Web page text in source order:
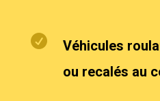

Véhicules
ou recalés au